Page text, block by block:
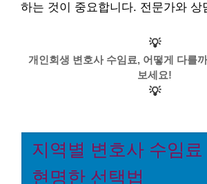
하는 것이 중요합니다. 전문가와 상
💡
개인회생 변호사 수임료, 어떻게 다를
보세요!
💡
지역별 변호사 수임료
현명한 선택법